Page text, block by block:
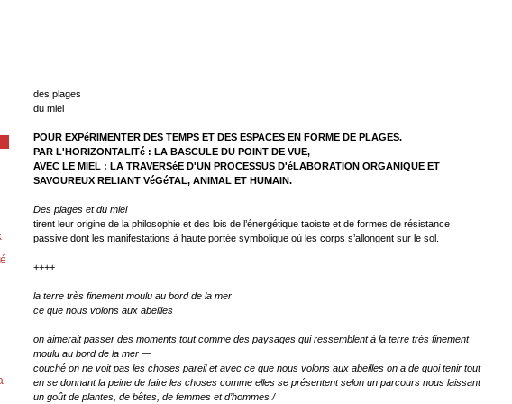
des plages
du miel
POUR EXPéRIMENTER DES TEMPS ET DES ESPACES EN FORME DE PLAGES.
PAR L'HORIZONTALITé : LA BASCULE DU POINT DE VUE,
AVEC LE MIEL : LA TRAVERSéE D'UN PROCESSUS D'éLABORATION ORGANIQUE ET
SAVOUREUX RELIANT VéGéTAL, ANIMAL ET HUMAIN.
Des plages et du miel
tirent leur origine de la philosophie et des lois de l’énergétique taoiste et de formes de résistance
passive dont les manifestations à haute portée symbolique où les corps s’allongent sur le sol.
++++
la terre très finement moulu au bord de la mer
ce que nous volons aux abeilles
on aimerait passer des moments tout comme des paysages qui ressemblent à la terre très finement
moulu au bord de la mer —
couché on ne voit pas les choses pareil et avec ce que nous volons aux abeilles on a de quoi tenir tout
en se donnant la peine de faire les choses comme elles se présentent selon un parcours nous laissant
un goût de plantes, de bêtes, de femmes et d’hommes /